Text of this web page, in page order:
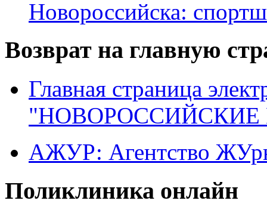
Новороссийска:
Возврат на главную
Главная страница
"НОВОРОССИЙСКИЕ
АЖУР: Агентство
Поликлиника онлайн